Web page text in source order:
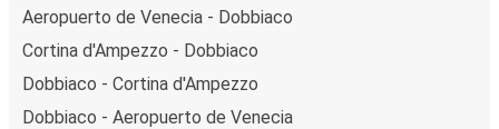
Aeropuerto de Venecia - Dobbiaco
Cortina d'Ampezzo - Dobbiaco
Dobbiaco - Cortina d'Ampezzo
Dobbiaco - Aeropuerto de Venecia